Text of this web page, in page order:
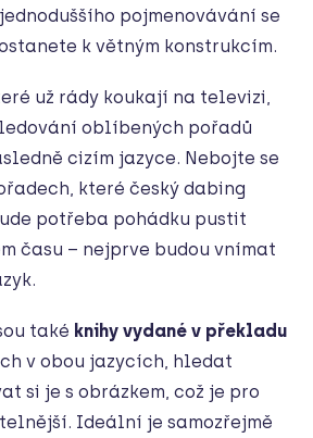
pojmenovávání se
k větným konstrukcím.
už rády koukají na televizi,
oblíbených pořadů
cizím jazyce. Nebojte se
které český dabing
potřeba pohádku pustit
času – nejprve budou vnímat
také knihy vydané v překladu
v obou jazycích, hledat
si je s obrázkem, což je pro
Ideální je samozřejmě